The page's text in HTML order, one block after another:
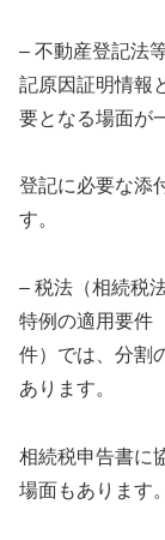
– 不動産登記法
記原因証明情報
要となる場面が
登記に必要な添
す。
– 税法（相続税
特例の適用要件
件）では、分割
あります。
相続税申告書に
場面もあります。